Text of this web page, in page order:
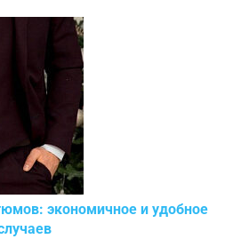
экономичное и удобное